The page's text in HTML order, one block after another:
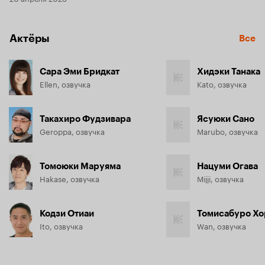
Актёры Все
Сара Эми Бридкат
Ellen, озвучка
Такахиро Фудзивара
Geroppa, озвучка
Томоюки Маруяма
Hakase, озвучка
Кодзи Отиаи
Ito, озвучка
Хидэки Танака
Kato, озвучка
Ясуюки Сано
Marubo, озвучка
Нацуми Огава
Mijji, озвучка
Томисабуро
Wan, озвучка